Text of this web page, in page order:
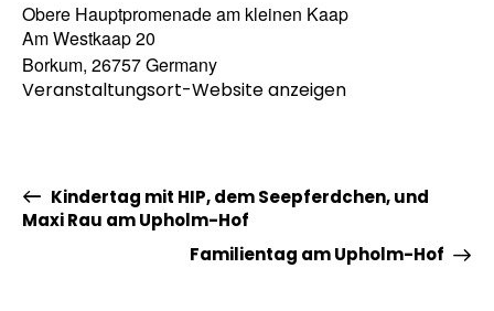
Obere Hauptpromenade am kleinen Kaap
Am Westkaap 20
Borkum, 26757Germany
Veranstaltungsort-Website anzeigen
Kindertag mit HIP, dem Seepferdchen, und
Maxi Rau am Upholm-Hof
Familientag am Upholm-Hof